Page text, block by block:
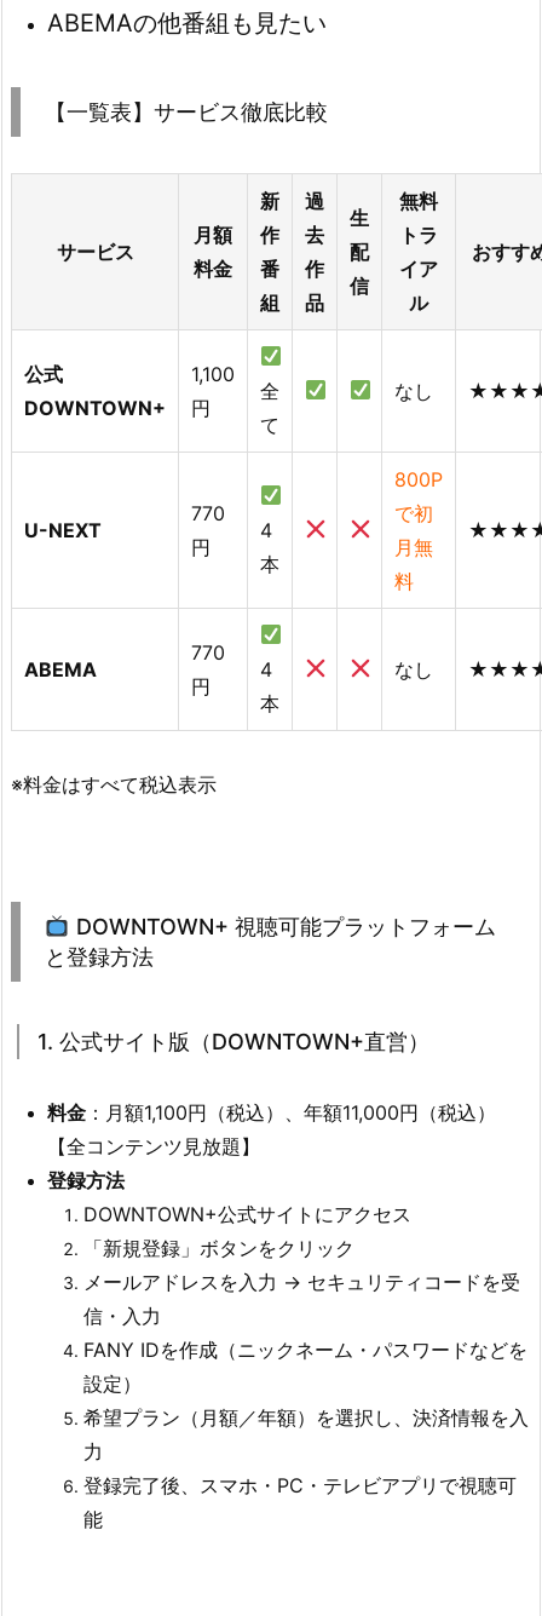
ABEMAの他番組も見たい
【一覧表】サービス徹底比較
サービス
月額
料金
新
作
番
組
過
去
作
品
生
配
信
無料
トラ
イア
ル
おすす
公式
DOWNTOWN+
1,100
円
全
て
なし
U-NEXT
770
円
4
本
800P
で初
月無
料
ABEMA
770
円
4
本
なし
※料金はすべて税込表示
DOWNTOWN+ 視聴可能プラットフォーム
と登録方法
1. 公式サイト版（DOWNTOWN+直営）
料金 ：月額1,100円（税込）、年額11,000円（税込）
【全コンテンツ見放題】
登録方法
DOWNTOWN+公式サイトにアクセス
「新規登録」ボタンをクリック
メールアドレスを入力 → セキュリティコードを受
信・入力
FANY IDを作成（ニックネーム・パスワードなどを
設定）
希望プラン（月額／年額）を選択し、決済情報を入
力
登録完了後、スマホ・PC・テレビアプリで視聴可
能